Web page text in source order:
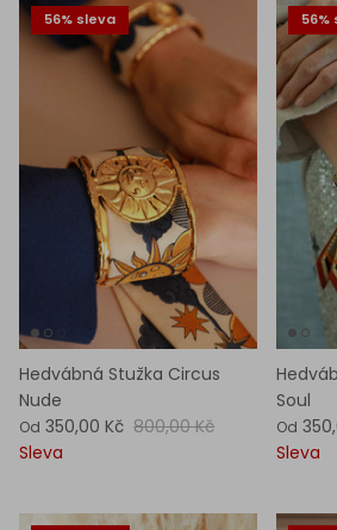
56% sleva
Hedvábná Stužka Circus
Nude
Od 350,00 Kč 800,00 Kč
Sleva
56%
Soul
Od
Sleva